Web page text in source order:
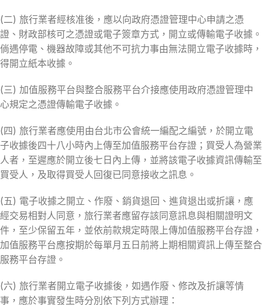
(二) 旅行業者經核准後，應以向政府憑證管理中心申請之憑
證、財政部核可之憑證或電子簽章方式，開立或傳輸電子收據。
倘遇停電、機器故障或其他不可抗力事由無法開立電子收據時，
得開立紙本收據。
(三) 加值服務平台與整合服務平台介接應使用政府憑證管理中
心規定之憑證傳輸電子收據。
(四) 旅行業者應使用由台北市公會統一編配之編號，於開立電
子收據後四十八小時內上傳至加值服務平台存證；買受人為營業
人者，至遲應於開立後七日內上傳，並將該電子收據資訊傳輸至
買受人，及取得買受人回復已同意接收之訊息。
(五) 電子收據之開立、作廢、銷貨退回、進貨退出或折讓，應
經交易相對人同意，旅行業者應留存該同意訊息與相關證明文
件，至少保留五年，並依前款規定時限上傳加值服務平台存證，
加值服務平台應按期於每單月五日前將上期相關資訊上傳至整合
服務平台存證。
(六) 旅行業者開立電子收據後，如遇作廢、修改及折讓等情
事，應於事實發生時分別依下列方式辦理：